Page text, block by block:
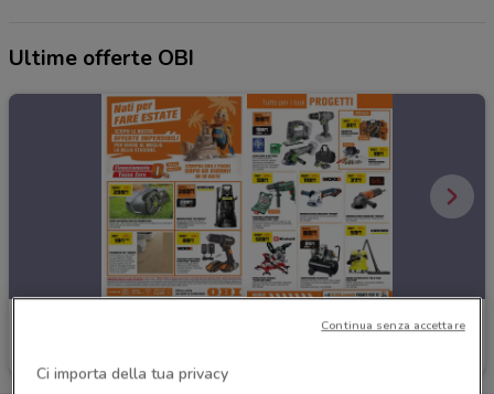
Ultime offerte OBI
Ci importa della tua privacy
Continua senza accettare